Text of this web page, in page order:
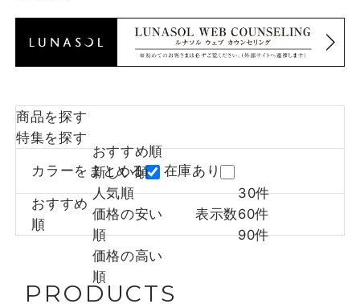
商品を探す
特集を探す
カラーをまとめる 在庫あり
おすすめ
順
おすすめ順
新しい順
人気順
価格の安い
順
価格の高い
順
表示数
30件
60件
90件
PRODUCTS